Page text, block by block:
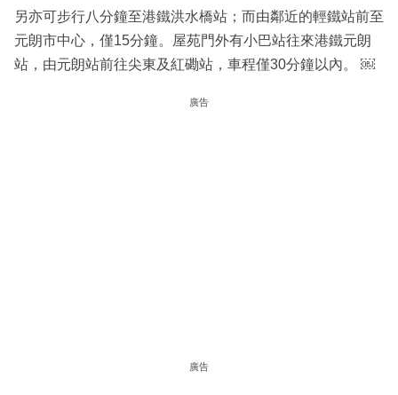
另亦可步行八分鐘至港鐵洪水橋站；而由鄰近的輕鐵站前至
元朗市中心，僅15分鐘。屋苑門外有小巴站往來港鐵元朗
站，由元朗站前往尖東及紅磡站，車程僅30分鐘以內。 ￼
廣告
廣告